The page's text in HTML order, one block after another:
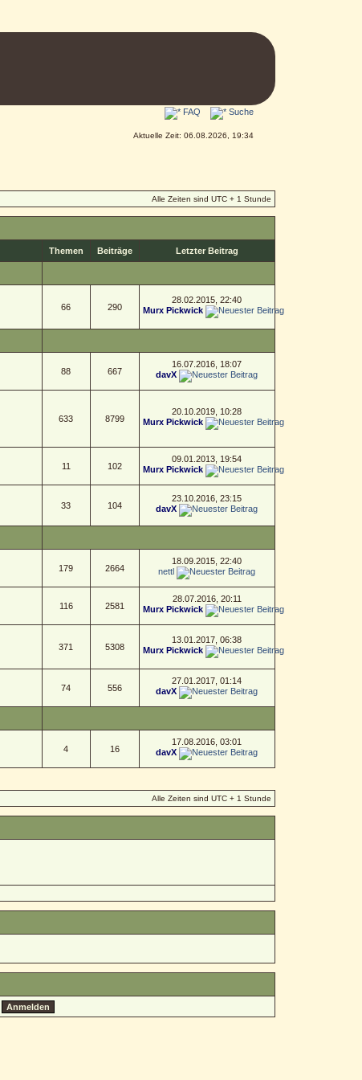
FAQ Suche
Aktuelle Zeit: 06.08.2026, 19:34
Alle Zeiten sind UTC + 1 Stunde
Themen Beiträge Letzter Beitrag
66 290
28.02.2015, 22:40
Murx Pickwick
88 667
16.07.2016, 18:07
davX
633 8799
20.10.2019, 10:28
Murx Pickwick
11 102
09.01.2013, 19:54
Murx Pickwick
33 104
23.10.2016, 23:15
davX
179 2664
18.09.2015, 22:40
nettl
116 2581
28.07.2016, 20:11
Murx Pickwick
371 5308
13.01.2017, 06:38
Murx Pickwick
74 556
27.01.2017, 01:14
davX
4 16
17.08.2016, 03:01
davX
Alle Zeiten sind UTC + 1 Stunde